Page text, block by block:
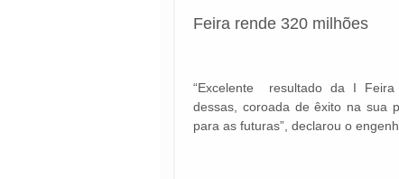
Feira rende 320 milhões
“Excelente resultado da I Feira
dessas, coroada de êxito na sua
para as futuras”, declarou o